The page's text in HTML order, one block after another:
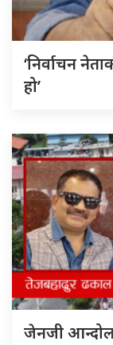
‘निर्वाचन
हो’
जेनजी